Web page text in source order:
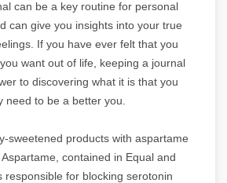
can be a key routine for personal
can give you insights into your true
If you have ever felt that you
want out of life, keeping a journal
to discovering what it is that you
need to be a better you.
sweetened products with aspartame
contained in Equal and
responsible for blocking serotonin